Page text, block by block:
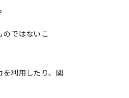
ではないこ
利用したり、関